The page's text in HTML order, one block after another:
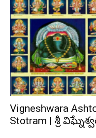
Vigneshwara
Stotram | శ్రీ